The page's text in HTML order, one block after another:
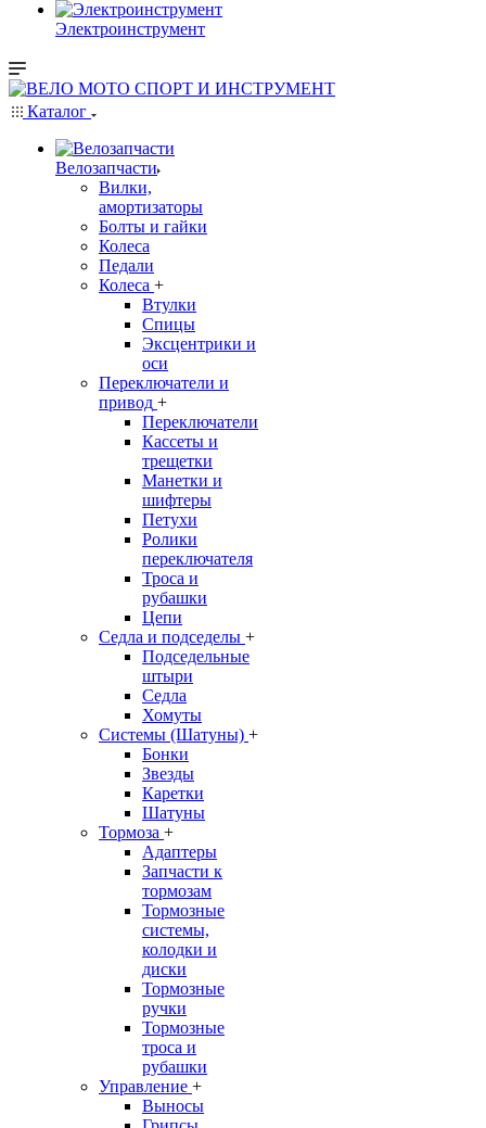
Электроинструмент
Каталог
Велозапчасти
Вилки,
амортизаторы
Болты и гайки
Колеса
Педали
Колеса +
Втулки
Спицы
Эксцентрики и
оси
Переключатели и
привод +
Переключатели
Кассеты и
трещетки
Манетки и
шифтеры
Петухи
Ролики
переключателя
Троса и
рубашки
Цепи
Седла и подседелы +
Подседельные
штыри
Седла
Хомуты
Системы (Шатуны) +
Бонки
Звезды
Каретки
Шатуны
Тормоза +
Адаптеры
Запчасти к
тормозам
Тормозные
системы,
колодки и
диски
Тормозные
ручки
Тормозные
троса и
рубашки
Управление +
Выносы